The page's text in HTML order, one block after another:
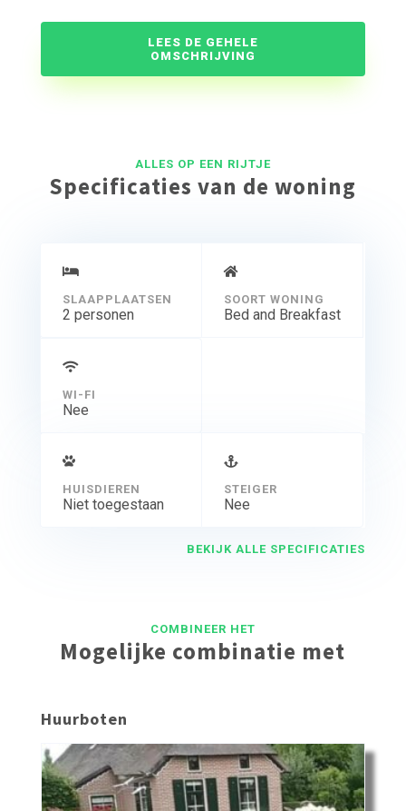
LEES DE GEHELE
OMSCHRIJVING
ALLES OP EEN RIJTJE
Specificaties van de woning
SLAAPPLAATSEN
2 personen
SOORT WONING
Bed and Breakfast
WI-FI
Nee
HUISDIEREN
Niet toegestaan
STEIGER
Nee
BEKIJK ALLE SPECIFICATIES
COMBINEER HET
Mogelijke combinatie met
Huurboten